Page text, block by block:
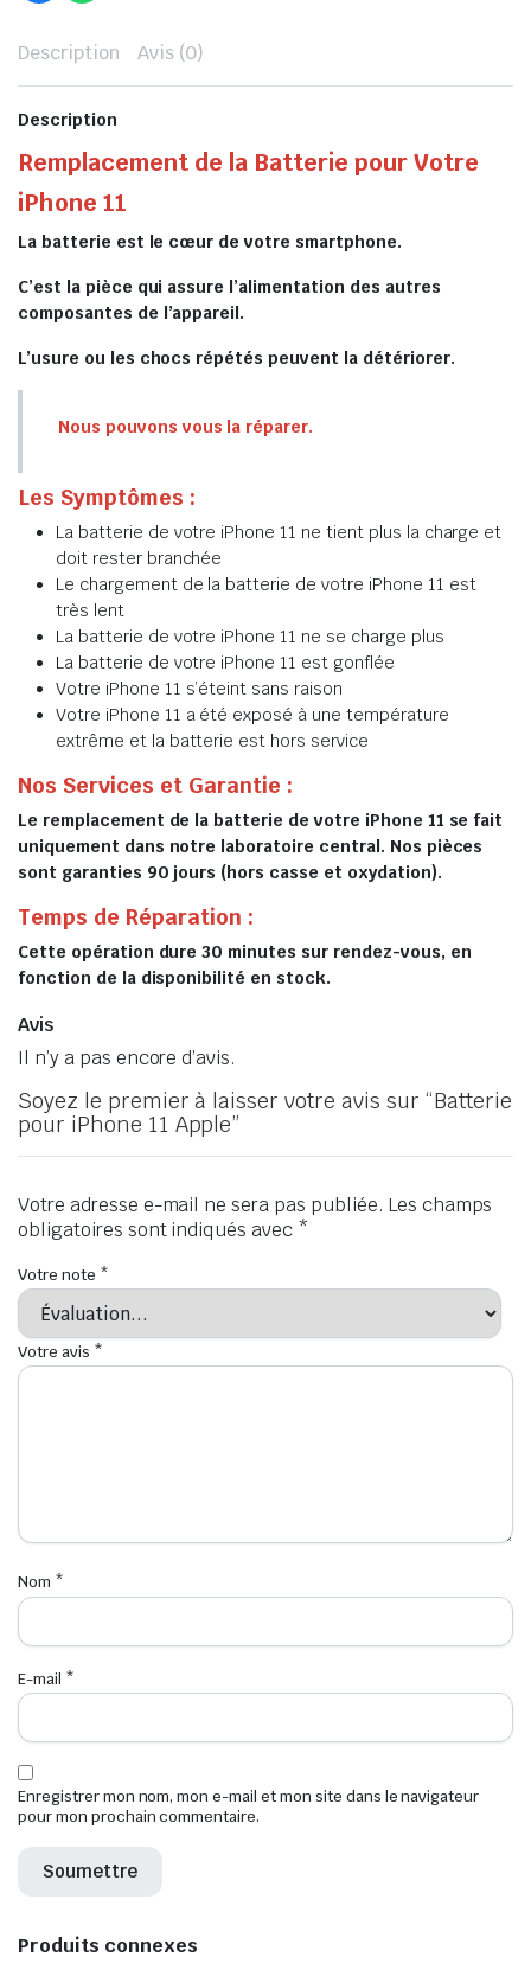
Description Avis (0)
Description
Remplacement de la Batterie pour Votre
iPhone 11
La batterie est le cœur de votre smartphone.
C’est la pièce qui assure l’alimentation des autres
composantes de l’appareil.
L’usure ou les chocs répétés peuvent la détériorer.
Nous pouvons vous la réparer.
Les Symptômes :
La batterie de votre iPhone 11 ne tient plus la charge et
doit rester branchée
Le chargement de la batterie de votre iPhone 11 est
très lent
La batterie de votre iPhone 11 ne se charge plus
La batterie de votre iPhone 11 est gonflée
Votre iPhone 11 s’éteint sans raison
Votre iPhone 11 a été exposé à une température
extrême et la batterie est hors service
Nos Services et Garantie :
Le remplacement de la batterie de votre iPhone 11 se fait
uniquement dans notre laboratoire central. Nos pièces
sont garanties 90 jours (hors casse et oxydation).
Temps de Réparation :
Cette opération dure 30 minutes sur rendez-vous, en
fonction de la disponibilité en stock.
Avis
Il n’y a pas encore d’avis.
Soyez le premier à laisser votre avis sur “Batterie
pour iPhone 11 Apple”
Votre adresse e-mail ne sera pas publiée. Les champs
obligatoires sont indiqués avec *
Votre note *
Votre avis *
Nom *
E-mail *
Enregistrer mon nom, mon e-mail et mon site dans le navigateur
pour mon prochain commentaire.
Produits connexes